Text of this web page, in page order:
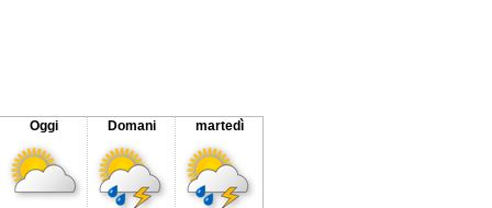
Oggi Domani martedì